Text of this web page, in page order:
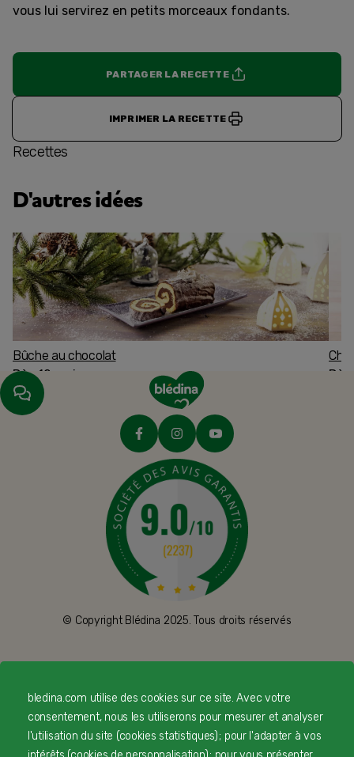
vous lui servirez en petits morceaux fondants.
PARTAGER LA RECETTE
IMPRIMER LA RECETTE
Recettes
D'autres idées
Bûche au chocolat
Dès 12 mois
© Copyright Blédina 2025. Tous droits réservés
LIVRAISON
bledina.com utilise des cookies sur ce site. Avec votre
consentement, nous les utiliserons pour mesurer et analyser
l'utilisation du site (cookies statistiques) ; pour l'adapter à vos